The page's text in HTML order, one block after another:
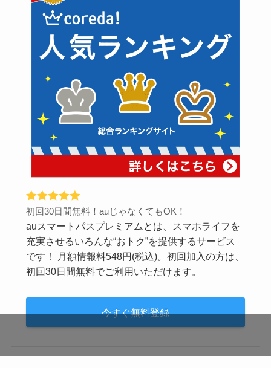
初回30日間無料！auじゃなくてもOK！
auスマートパスプレミアムとは、スマホライフを
充実させるいろんな“おトク”を提供するサービス
です！ 月額情報料548円(税込)。初回加入の方は、
初回30日間無料でご利用いただけます。
今すぐ無料登録